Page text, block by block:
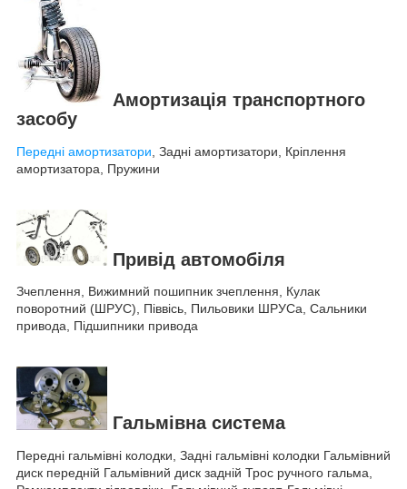
Амортизація транспортного
засобу
Передні амортизатори , Задні амортизатори, Кріплення
амортизатора, Пружини
Привід автомобіля
Зчеплення, Вижимний пошипник зчеплення, Кулак
поворотний (ШРУС), Піввісь, Пильовики ШРУСа, Сальники
привода, Підшипники привода
Гальмівна система
Передні гальмівні колодки, Задні гальмівні колодки Гальмівний
диск передній Гальмівний диск задній Трос ручного гальма,